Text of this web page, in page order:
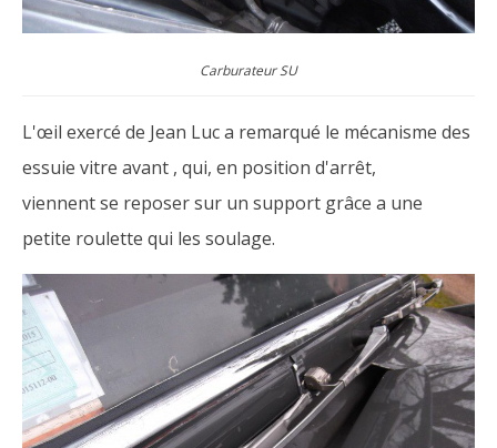
Carburateur SU
L'œil exercé de Jean Luc a remarqué le mécanisme des
essuie vitre avant , qui, en position d'arrêt,
viennent se reposer sur un support grâce a une
petite roulette qui les soulage.